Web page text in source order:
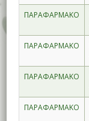
ΠΑΡΑΦΑΡΜΑΚΟ
ΠΑΡΑΦΑΡΜΑΚΟ
ΠΑΡΑΦΑΡΜΑΚΟ
ΠΑΡΑΦΑΡΜΑΚΟ